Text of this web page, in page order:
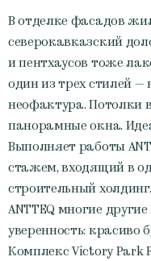
В отделке фасадов
северокавказский
и пентхаусов тоже
один из трех стилей —
неофактура. Потолки
панорамные окна.
Выполняет работы
стажем, входящий в
строительный
ANTTEQ многие
уверенность: красиво
Комплекс Victory Park